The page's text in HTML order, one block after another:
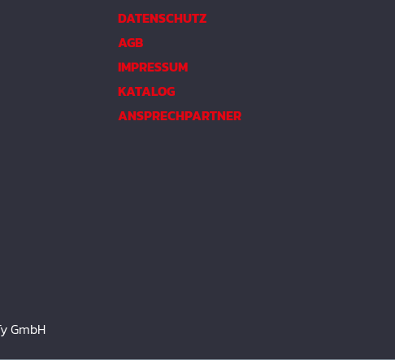
DATENSCHUTZ
AGB
IMPRESSUM
KATALOG
ANSPRECHPARTNER
GmbH